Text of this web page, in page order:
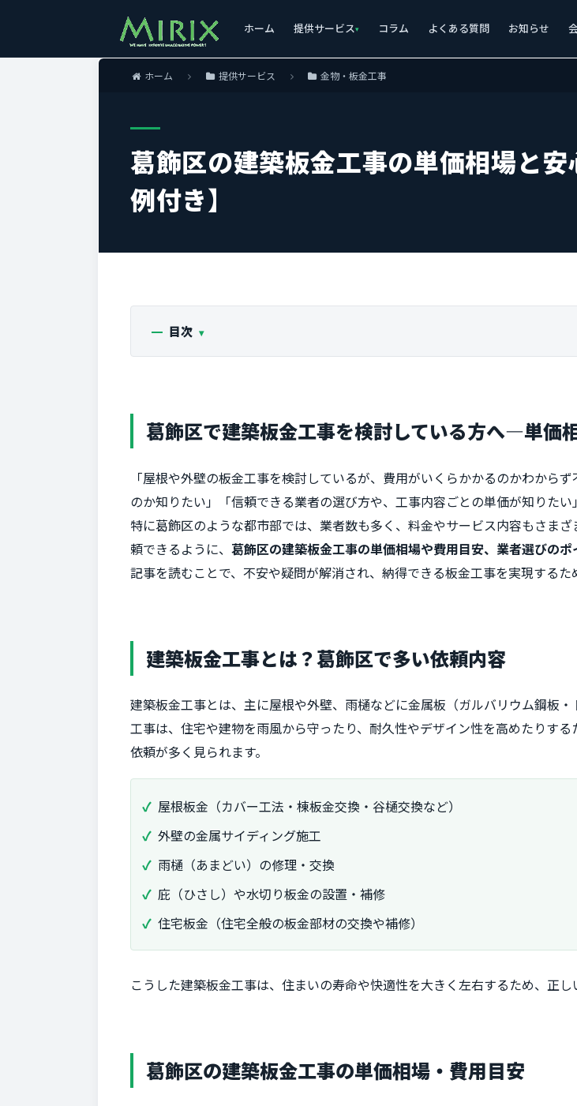
ホーム 提供サービス コラム よくある質問 お知らせ
ホーム 提供サービス 金物・板金工事
葛飾区の建築板金工事の単価相場と
例付き】
目次
葛飾区で建築板金工事を検討している方へ―単価
「屋根や外壁の板金工事を検討しているが、費用がいくらかかるのかわか
のか知りたい」「信頼できる業者の選び方や、工事内容ごとの単価が知りたい
特に葛飾区のような都市部では、業者数も多く、料金やサービス内容もさま
頼できるように、 葛飾区の建築板金工事の単価相場や費用目安、業者選びの
記事を読むことで、不安や疑問が解消され、納得できる板金工事を実現するた
建築板金工事とは？葛飾区で多い依頼内容
建築板金工事とは、主に屋根や外壁、雨樋などに金属板（ガルバリウム鋼板
工事は、住宅や建物を雨風から守ったり、耐久性やデザイン性を高めたりす
依頼が多く見られます。
屋根板金（カバー工法・棟板金交換・谷樋交換など）
外壁の金属サイディング施工
雨樋（あまどい）の修理・交換
庇（ひさし）や水切り板金の設置・補修
住宅板金（住宅全般の板金部材の交換や補修）
こうした建築板金工事は、住まいの寿命や快適性を大きく左右するため、正し
葛飾区の建築板金工事の単価相場・費用目安